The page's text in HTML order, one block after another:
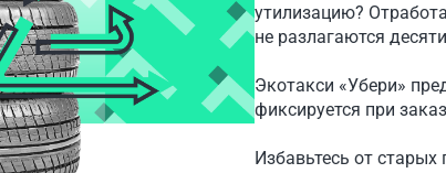
утилизацию?
не разлагаются
Экотакси «Убери»
фиксируется при
Избавьтесь от